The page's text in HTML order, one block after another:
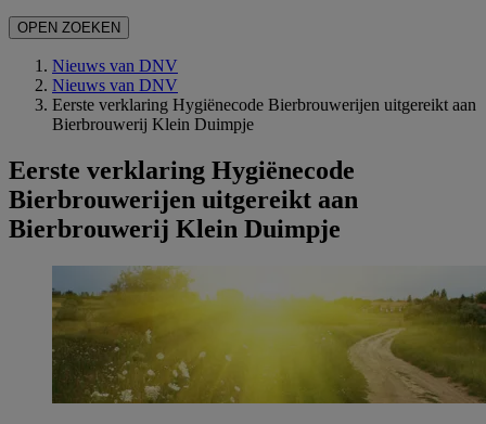
OPEN ZOEKEN
Nieuws van DNV
Nieuws van DNV
Eerste verklaring Hygiënecode Bierbrouwerijen uitgereikt aan
Bierbrouwerij Klein Duimpje
Eerste verklaring Hygiënecode
Bierbrouwerijen uitgereikt aan
Bierbrouwerij Klein Duimpje